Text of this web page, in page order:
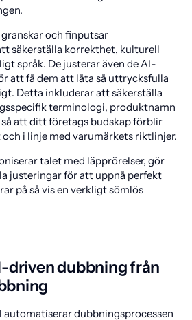
och finputsar
säkerställa korrekthet, kulturell
språk. De justerar även de AI-
att få dem att låta så uttrycksfulla
Detta inkluderar att säkerställa
terminologi, produktnamn
att ditt företags budskap förblir
i linje med varumärkets riktlinjer.
talet med läpprörelser, gör
justeringar för att uppnå perfekt
på så vis en verkligt sömlös
driven dubbning från
automatiserar dubbningsprocessen